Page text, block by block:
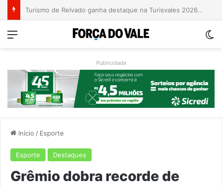
Grave acidente entre caminhões é registrado no Morro da Gabiroba
Menu
Publicidade
Início / Esporte
Esporte Destaques
Grêmio dobra recorde de